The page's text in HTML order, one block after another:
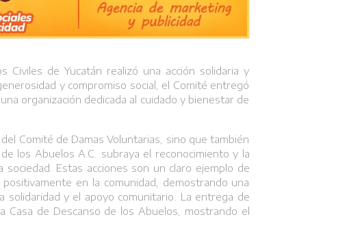
de Yucatán realizó una acción solidaria y
y compromiso social, el Comité entregó
organización dedicada al cuidado y bienestar de
Comité de Damas Voluntarias, sino que también
los Abuelos A.C. subraya el reconocimiento y la
Estas acciones son un claro ejemplo de
en la comunidad, demostrando una
y el apoyo comunitario. La entrega de
de Descanso de los Abuelos, mostrando el